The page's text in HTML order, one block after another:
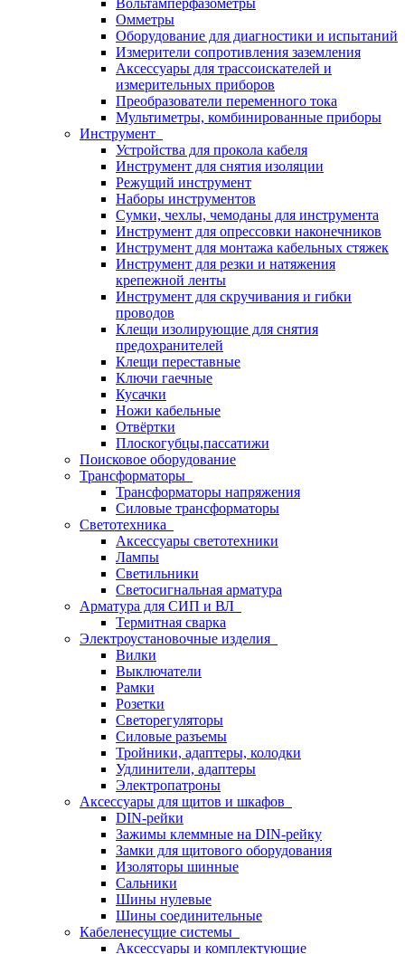
Вольтамперфазометры
Омметры
Оборудование для диагностики и испытаний
Измерители сопротивления заземления
Аксессуары для трассоискателей и
измерительных приборов
Преобразователи переменного тока
Мультиметры, комбинированные приборы
Инструмент
Устройства для прокола кабеля
Инструмент для снятия изоляции
Режущий инструмент
Наборы инструментов
Сумки, чехлы, чемоданы для инструмента
Инструмент для опрессовки наконечников
Инструмент для монтажа кабельных стяжек
Инструмент для резки и натяжения
крепежной ленты
Инструмент для скручивания и гибки
проводов
Клещи изолирующие для снятия
предохранителей
Клещи переставные
Ключи гаечные
Кусачки
Ножи кабельные
Отвёртки
Плоскогубцы,пассатижи
Поисковое оборудование
Трансформаторы
Трансформаторы напряжения
Силовые трансформаторы
Светотехника
Аксессуары светотехники
Лампы
Светильники
Светосигнальная арматура
Арматура для СИП и ВЛ
Термитная сварка
Электроустановочные изделия
Вилки
Выключатели
Рамки
Розетки
Светорегуляторы
Силовые разъемы
Тройники, адаптеры, колодки
Удлинители, адаптеры
Электропатроны
Аксессуары для щитов и шкафов
DIN-рейки
Зажимы клеммные на DIN-рейку
Замки для щитового оборудования
Изоляторы шинные
Сальники
Шины нулевые
Шины соединительные
Кабеленесущие системы
Аксессуары и комплектующие